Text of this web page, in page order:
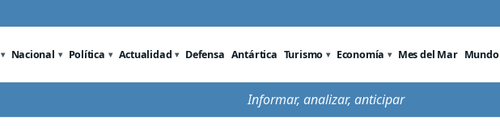
Nacional Política Actualidad Defensa Antártica Turismo Economía Mes del Mar Mundo
Informar, analizar, anticipar